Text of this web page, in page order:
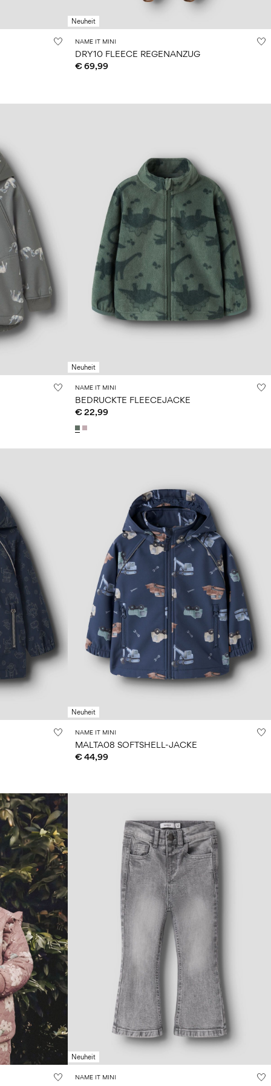
Neuheit
NAME IT MINI
DRY10 FLEECE REGENANZUG
€ 69,99
Neuheit
NAME IT MINI
BEDRUCKTE FLEECEJACKE
€ 22,99
Neuheit
NAME IT MINI
MALTA08 SOFTSHELL-JACKE
€ 44,99
Neuheit
NAME IT MINI